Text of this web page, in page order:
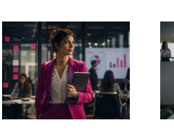
tradicional:
la
inteligencia
artificial